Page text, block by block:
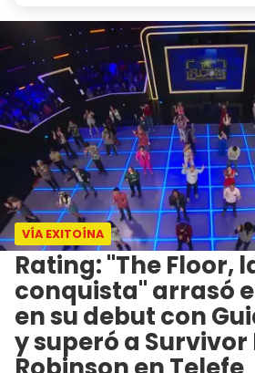
VÍA EXITOÍNA
Rating: "The Floor,
conquista" arrasó
en su debut con
y superó a Survivor